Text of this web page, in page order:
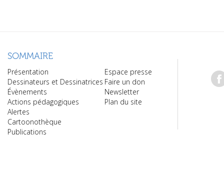
SOMMAIRE
Présentation
Dessinateurs et Dessinatrices
Évènements
Actions pédagogiques
Alertes
Cartoonothèque
Publications
Espace presse
Faire un don
Newsletter
Plan du site